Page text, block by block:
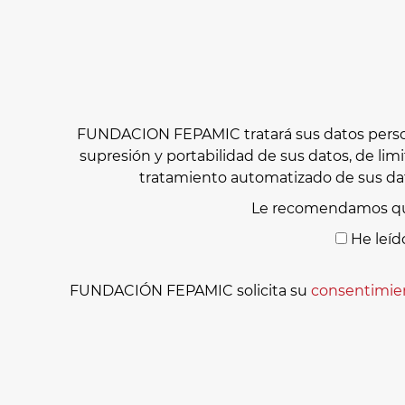
FUNDACION FEPAMIC tratará sus datos
supresión y portabilidad de sus datos, de
tratamiento automatizado de sus
Le recomendamos
He
FUNDACIÓN FEPAMIC solicita su